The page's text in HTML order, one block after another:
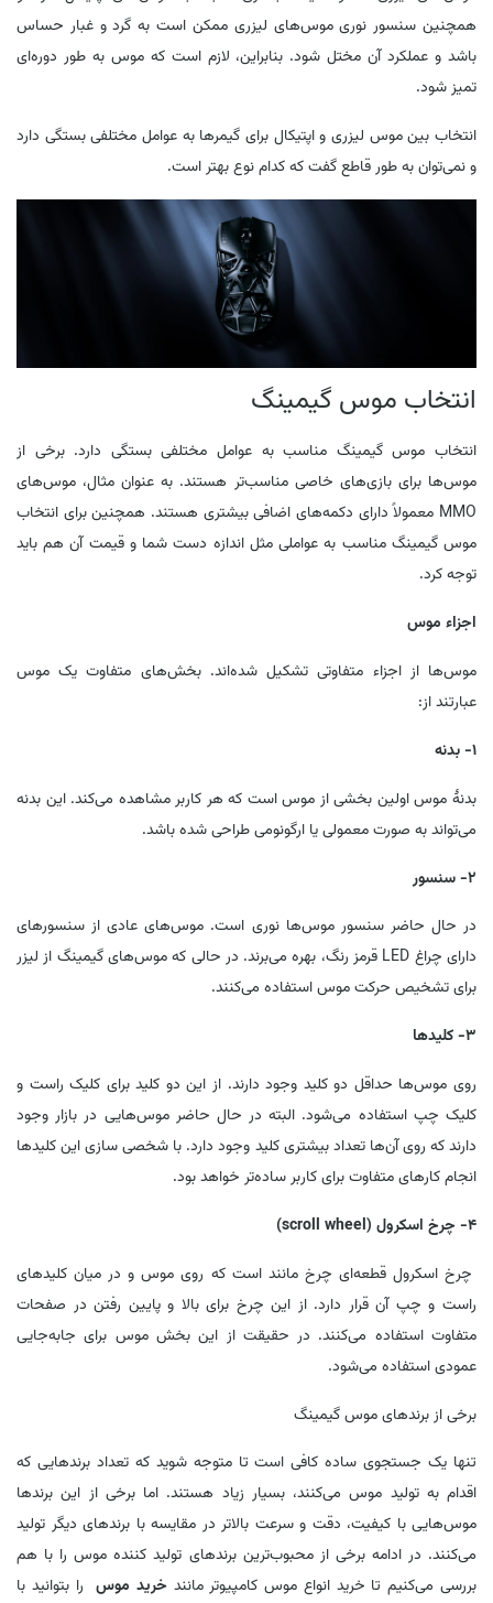
همچنین سنسور نوری موس‌های لیزری ممکن است به گرد و غبار حساس
باشد و عملکرد آن مختل شود. بنابراین، لازم است که موس به طور دوره‌ای
تمیز شود.
انتخاب بین موس لیزری و اپتیکال برای گیمرها به عوامل مختلفی بستگی دارد
و نمی‌توان به طور قاطع گفت که کدام نوع بهتر است.
انتخاب موس گیمینگ
انتخاب موس گیمینگ مناسب به عوامل مختلفی بستگی دارد. برخی از
موس‌ها برای بازی‌های خاصی مناسب‌تر هستند. به عنوان مثال، موس‌های
MMO معمولاً دارای دکمه‌های اضافی بیشتری هستند. همچنین برای انتخاب
موس گیمینگ مناسب به عواملی مثل اندازه دست شما و قیمت آن هم باید
توجه کرد.
اجزاء موس
موس‌ها از اجزاء متفاوتی تشکیل شده‌اند. بخش‌های متفاوت یک موس
عبارتند از:
1- بدنه
بدنۀ موس اولین بخشی از موس است که هر کاربر مشاهده می‌کند. این بدنه
می‌تواند به صورت معمولی یا ارگونومی طراحی شده باشد.
2- سنسور
در حال حاضر سنسور موس‌ها نوری است. موس‌های عادی از سنسورهای
دارای چراغ LED قرمز رنگ، بهره می‌برند. در حالی که موس‌های گیمینگ از لیزر
برای تشخیص حرکت موس استفاده می‌کنند.
3- کلیدها
روی موس‌ها حداقل دو کلید وجود دارند. از این دو کلید برای کلیک راست و
کلیک چپ استفاده می‌شود. البته در حال حاضر موس‌هایی در بازار وجود
دارند که روی آن‌ها تعداد بیشتری کلید وجود دارد. با شخصی سازی این کلید‌ها
انجام کارهای متفاوت برای کاربر ساده‌تر خواهد بود.
4- چرخ اسکرول (scroll wheel)
چرخ اسکرول قطعه‌ای چرخ مانند است که روی موس و در میان کلیدهای
راست و چپ آن قرار دارد. از این چرخ برای بالا و پایین رفتن در صفحات
متفاوت استفاده می‌کنند. در حقیقت از این بخش موس برای جابه‌جایی
عمودی استفاده می‌شود.
برخی از برندهای موس گیمینگ
تنها یک جستجوی ساده کافی است تا متوجه شوید که تعداد برندهایی که
اقدام به تولید موس می‌کنند، بسیار زیاد هستند. اما برخی از این برندها
موس‌هایی با کیفیت، دقت و سرعت بالاتر در مقایسه با برندهای دیگر تولید
می‌کنند. در ادامه برخی از محبوب‌ترین برندهای تولید کننده موس را با هم
بررسی می‌کنیم تا خرید انواع موس کامپیوتر مانندخرید موسرا بتوانید با